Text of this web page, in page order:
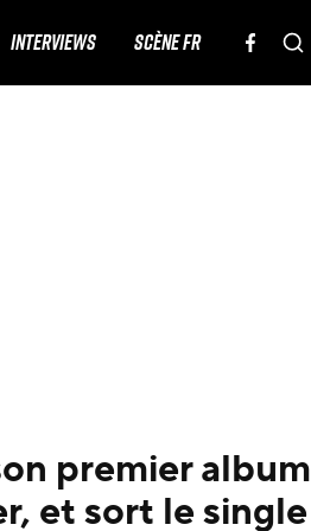
INTERVIEWS SCÈNE FR
premier album
et sort le single